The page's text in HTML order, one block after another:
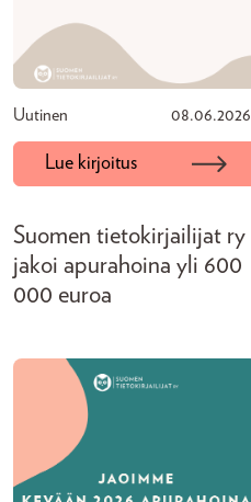
Uutinen 08.06.2026
Lue kirjoitus
Suomen tietokirjailijat ry
jakoi apurahoina yli 600
000 euroa